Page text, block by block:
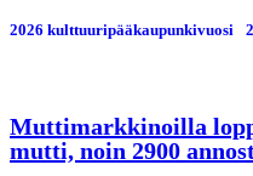
2026 kulttuuripääkaupunkivuosi
Muttimarkkinoilla
mutti, noin 2900